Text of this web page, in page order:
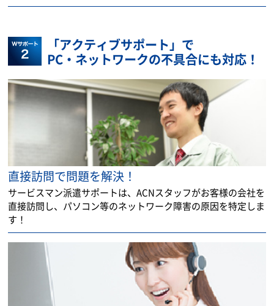
「アクティブサポート」で
PC・ネットワークの不具合にも対応！
直接訪問で問題を解決！
サービスマン派遣サポートは、ACNスタッフがお客様の会社を
直接訪問し、パソコン等のネットワーク障害の原因を特定しま
す！